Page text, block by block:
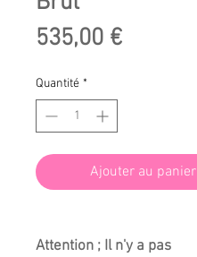
535,00 €Prix
Quantité *
Ajouter au panier
Attention ; Il n'y a pas